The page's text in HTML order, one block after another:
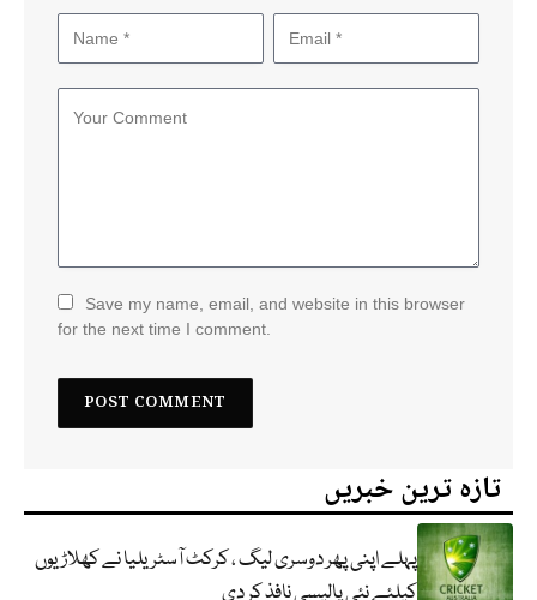
Save my name, email, and website in this browser
for the next time I comment.
تازہ ترین خبریں
پہلے اپنی پھر دوسری لیگ ، کرکٹ آسٹریلیا نے کھلاڑیوں
کیلئے نئی پالیسی نافذ کر دی